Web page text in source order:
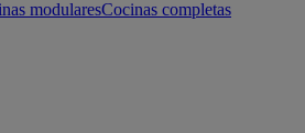
modularesCocinas completas